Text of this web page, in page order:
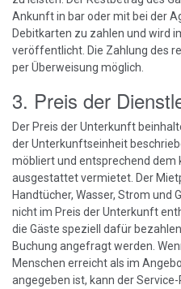
Ankunft in bar oder mit bei der
Debitkarten zu zahlen und wird
veröffentlicht. Die Zahlung des
per Überweisung möglich.
3. Preis der
Der Preis der Unterkunft
der Unterkunftseinheit
möbliert und entsprechend dem
ausgestattet vermietet. Der
Handtücher, Wasser, Strom und
nicht im Preis der Unterkunft
die Gäste speziell dafür
Buchung angefragt werden.
Menschen erreicht als im
angegeben ist, kann der